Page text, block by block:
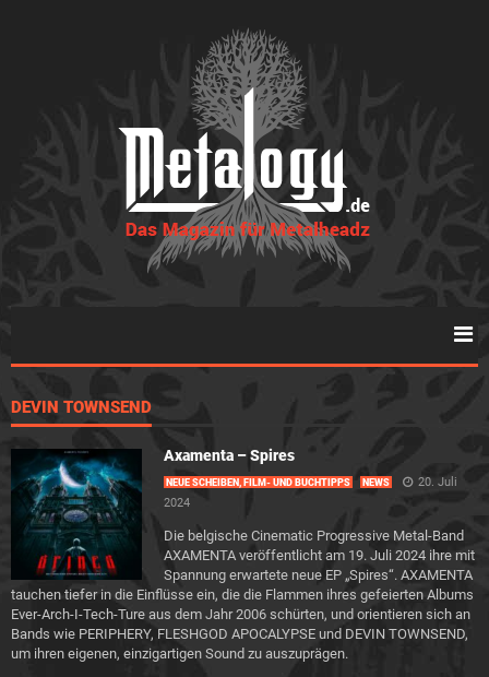
DEVIN TOWNSEND
Axamenta – Spires
NEUE SCHEIBEN, FILM- UND BUCHTIPPS NEWS
20. Juli
2024
Die belgische Cinematic Progressive Metal-Band
AXAMENTA veröffentlicht am 19. Juli 2024 ihre mit
Spannung erwartete neue EP „Spires“. AXAMENTA
tauchen tiefer in die Einflüsse ein, die die Flammen ihres gefeierten Albums
Ever-Arch-I-Tech-Ture aus dem Jahr 2006 schürten, und orientieren sich an
Bands wie PERIPHERY, FLESHGOD APOCALYPSE und DEVIN TOWNSEND,
um ihren eigenen, einzigartigen Sound zu auszuprägen.